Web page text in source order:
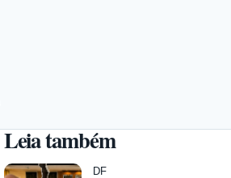
Leia também
DF